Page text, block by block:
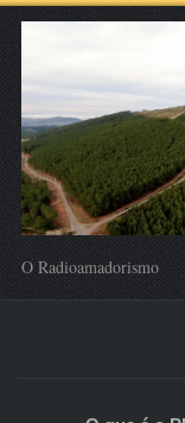
O Radioamadorismo